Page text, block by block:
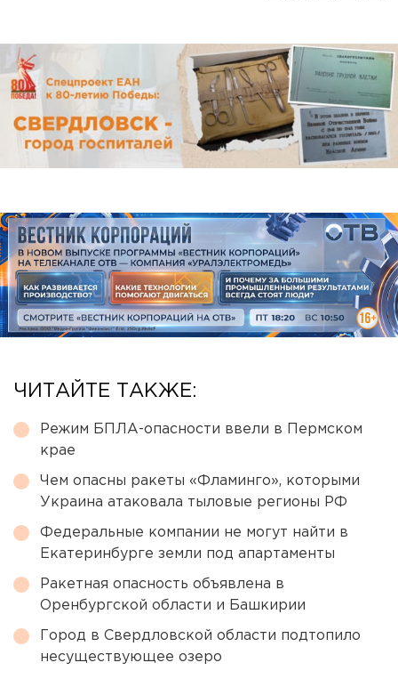
ЧИТАЙТЕ ТАКЖЕ:
Режим БПЛА-опасности ввели в Пермском
крае
Чем опасны ракеты «Фламинго», которыми
Украина атаковала тыловые регионы РФ
Федеральные компании не могут найти в
Екатеринбурге земли под апартаменты
Ракетная опасность объявлена в
Оренбургской области и Башкирии
Город в Свердловской области подтопило
несуществующее озеро